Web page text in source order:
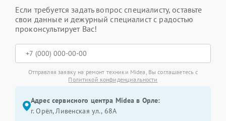
Если требуется задать вопрос специалисту, оставьте
свои данные и дежурный специалист с радостью
проконсультирует Вас!
Отправляя заявку на ремонт техники Midea, Вы соглашаетесь с
Политикой конфиденциальности
Адрес сервисного центра Midea в Орле:
г. Орёл, Ливенская ул., 68А